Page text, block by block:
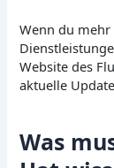
Wenn du
Website des
aktuelle
Was